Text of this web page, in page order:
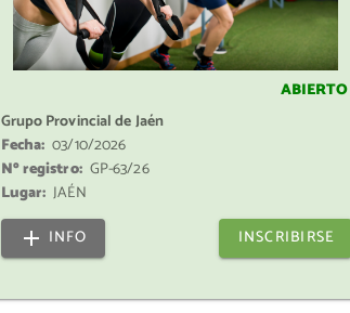
ABIERTO
Grupo Provincial de Jaén
Fecha: 03/10/2026
Nº registro: GP-63/26
Lugar: JAÉN
INFO
INSCRIBIRSE